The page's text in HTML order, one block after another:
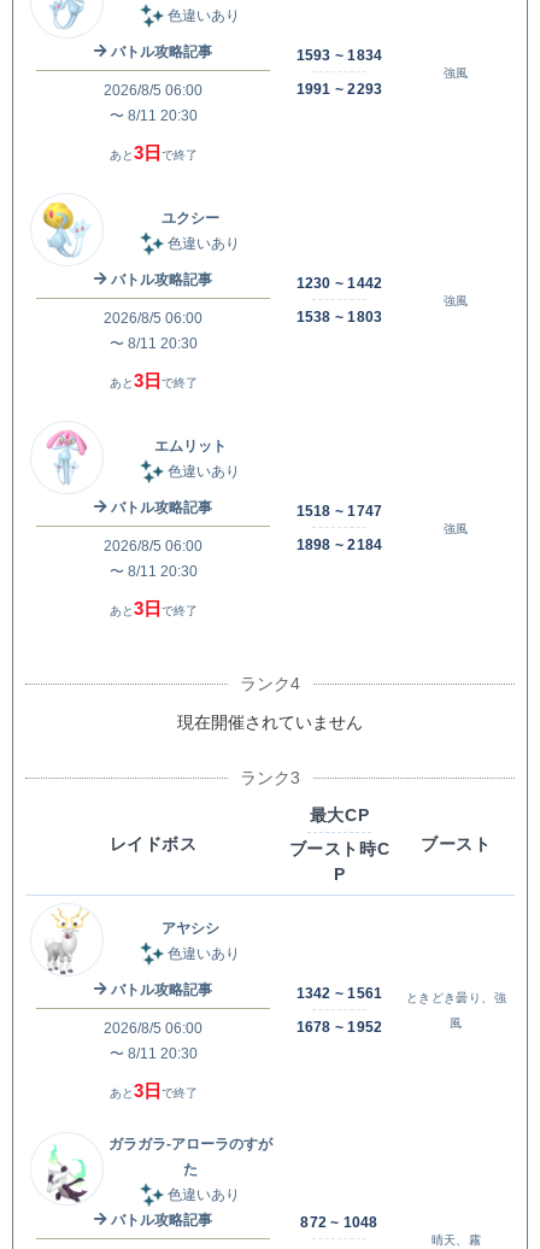
色違いあり
バトル攻略記事
2026/8/5 06:00
〜 8/11 20:30
あと3日 で終了
1593 ~ 1834
1991 ~ 2293
強風
ユクシー
色違いあり
バトル攻略記事
2026/8/5 06:00
〜 8/11 20:30
あと3日 で終了
1230 ~ 1442
1538 ~ 1803
強風
エムリット
色違いあり
バトル攻略記事
2026/8/5 06:00
〜 8/11 20:30
あと3日 で終了
1518 ~ 1747
1898 ~ 2184
強風
現在開催されていません
レイドボス
最大CP
ブースト時C
P
ブースト
アヤシシ
色違いあり
バトル攻略記事
2026/8/5 06:00
〜 8/11 20:30
あと3日 で終了
1342 ~ 1561
1678 ~ 1952
ときどき曇り、強
風
ガラガラ-アローラのすが
た
色違いあり
バトル攻略記事
872 ~ 1048
晴天、霧